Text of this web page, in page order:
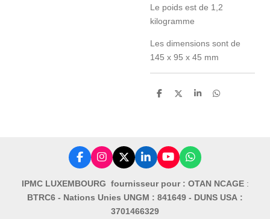
Le poids est de 1,2
kilogramme
Les dimensions sont de
145 x 95 x 45 mm
P
e
P
r
P
e
P
F
a
c
b
I
n
s
a
X
L
i
n
e
d
Y
o
u
u
W
h
a
s
IPMC LUXEMBOURG fournisseur pour : OTAN NCAGE :
BTRC6 - Nations Unies UNGM : 841649 - DUNS USA :
3701466329